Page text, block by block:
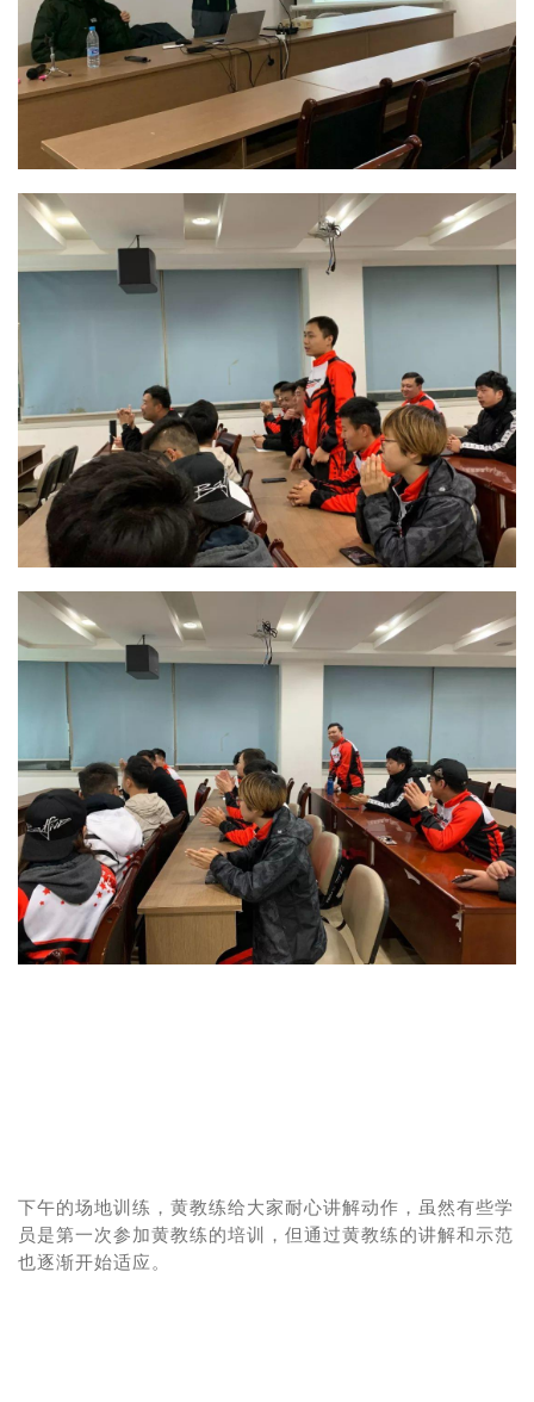
下午的场地训练， 黄教练给大家耐心讲解动作，虽然有些学
员是第一次参加黄教练的培训，但通过黄教练的讲解和示范
也逐渐开始适应。